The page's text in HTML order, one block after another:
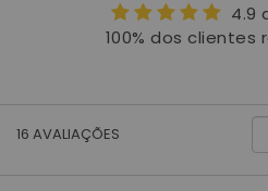
4.9
100% dos clientes
16 AVALIAÇÕES